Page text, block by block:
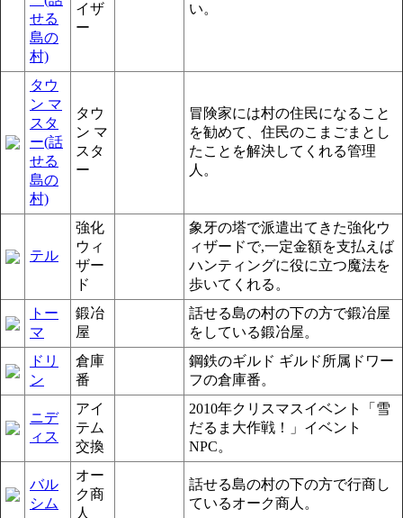
せる
島の
村)
イザ
ー
い。
タウ
ン マ
スタ
ー(話
せる
島の
村)
タウ
ン マ
スタ
ー
冒険家には村の住民になること
を勧めて、住民のこまごまとし
たことを解決してくれる管理
人。
テル
強化
ウィ
ザー
ド
象牙の塔で派遣出てきた強化ウ
ィザードで,一定金額を支払えば
ハンティングに役に立つ魔法を
歩いてくれる。
トー
マ
鍛冶
屋
話せる島の村の下の方で鍛冶屋
をしている鍛冶屋。
ドリ
ン
倉庫
番
鋼鉄のギルド ギルド所属ドワー
フの倉庫番。
ニデ
ィス
アイ
テム
交換
2010年クリスマスイベント「雪
だるま大作戦！」イベント
NPC。
バル
シム
オー
ク商
人
話せる島の村の下の方で行商し
ているオーク商人。